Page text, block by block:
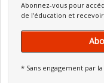
Abonnez-vous pour
de l'éducation et
* Sans engagement par